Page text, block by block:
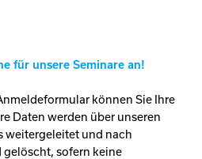
für unsere Seminare an!
können Sie Ihre
Daten werden über unseren
weitergeleitet und nach
sofern keine